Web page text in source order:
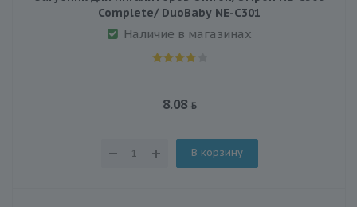
Complete/ DuoBaby NE-C301
Наличие в магазинах
8.08
В корзину